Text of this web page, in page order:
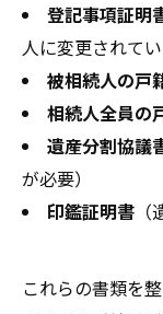
登記事項証明
人に変更されてい
被相続人の戸
相続人全員の
遺産分割協議
が必要）
印鑑証明書（
これらの書類を